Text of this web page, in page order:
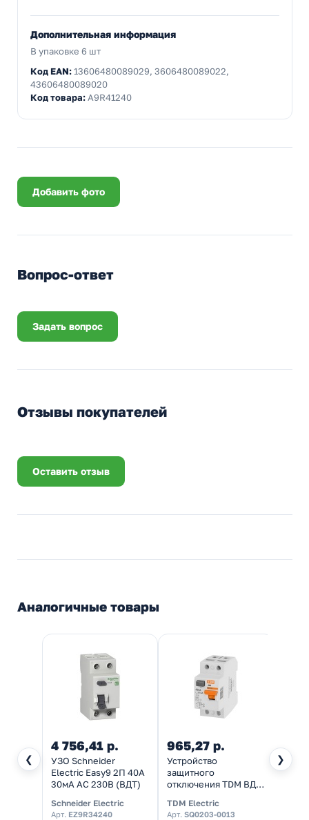
Дополнительная информация
В упаковке 6 шт
Код EAN:13606480089029, 3606480089022,
43606480089020
Код товара:A9R41240
Добавить фото
Вопрос-ответ
Задать вопрос
Отзывы покупателей
Оставить отзыв
Аналогичные товары
❮ ❯
4 756,41 р.
УЗО Schneider
Electric Easy9 2П 40А
30мА AC 230В (ВДТ)
Schneider Electric
Арт. EZ9R34240
965,27 р.
Устройство
защитного
отключения TDM ВД1-
АС
TDM Electric
Арт. SQ0203-0013
2